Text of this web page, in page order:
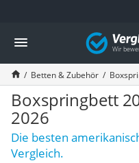
Die beliebtesten Vergleiche
Wohnen
Matratzen-Topper
Matratzen
Konferenzlautsprecher
Tageslichtlampe
Badlüfter
Ergonomischer Bürostuhl
Bürohocker
Vergleich
Betten & Zubehör
Boxspringbett
2026
Die besten
Vergleich.